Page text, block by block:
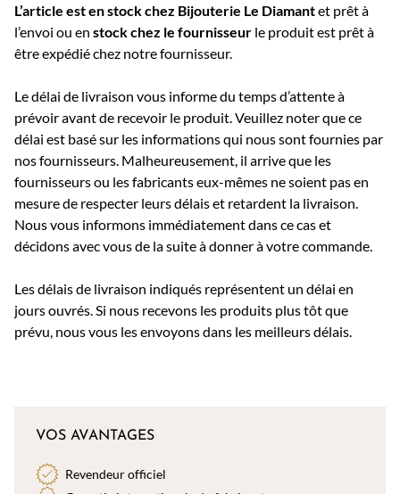
L’article est en stock chez Bijouterie Le Diamantet prêt à
l’envoi ou en stock chez le fournisseur le produit est prêt à
être expédié chez notre fournisseur.
Le délai de livraison vous informe du temps d’attente à
prévoir avant de recevoir le produit. Veuillez noter que ce
délai est basé sur les informations qui nous sont fournies par
nos fournisseurs. Malheureusement, il arrive que les
fournisseurs ou les fabricants eux-mêmes ne soient pas en
mesure de respecter leurs délais et retardent la livraison.
Nous vous informons immédiatement dans ce cas et
décidons avec vous de la suite à donner à votre commande.
Les délais de livraison indiqués représentent un délai en
jours ouvrés. Si nous recevons les produits plus tôt que
prévu, nous vous les envoyons dans les meilleurs délais.
VOS AVANTAGES
Revendeur officiel